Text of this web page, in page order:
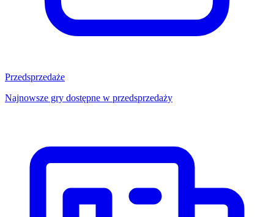
Przedsprzedaże
Najnowsze gry dostępne w przedsprzedaży